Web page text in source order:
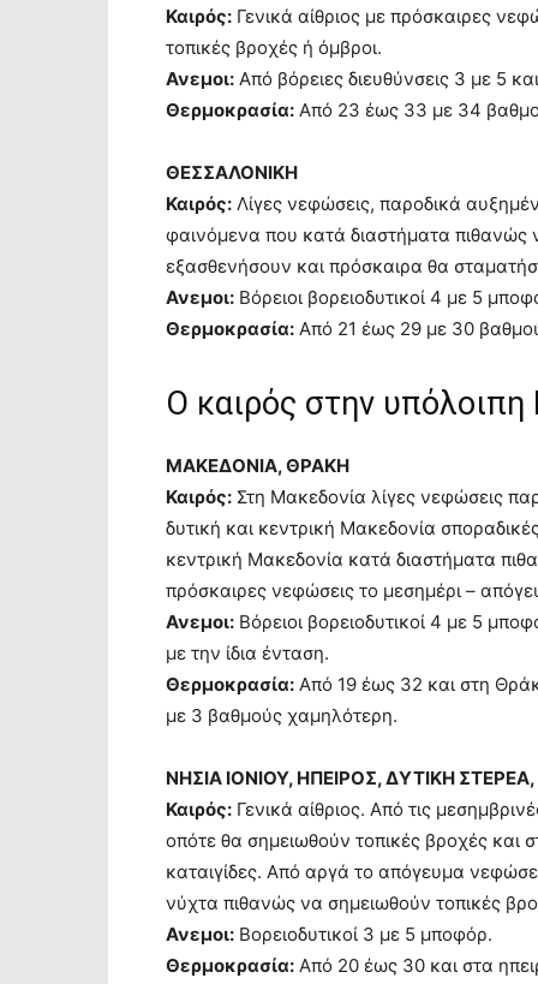
Καιρός: Γενικά αίθριος με πρόσκαιρες
τοπικές βροχές ή όμβροι.
Ανεμοι: Από βόρειες διευθύνσεις 3 με 5
Θερμοκρασία: Από 23 έως 33 με 34
ΘΕΣΣΑΛΟΝΙΚΗ
Καιρός: Λίγες νεφώσεις, παροδικά
φαινόμενα που κατά διαστήματα πιθανώς
εξασθενήσουν και πρόσκαιρα θα
Ανεμοι: Βόρειοι βορειοδυτικοί 4 με 5
Θερμοκρασία: Από 21 έως 29 με 30
Ο καιρός στην υπόλοιπη
ΜΑΚΕΔΟΝΙΑ, ΘΡΑΚΗ
Καιρός: Στη Μακεδονία λίγες νεφώσεις
δυτική και κεντρική Μακεδονία
κεντρική Μακεδονία κατά διαστήματα
πρόσκαιρες νεφώσεις το μεσημέρι –
Ανεμοι: Βόρειοι βορειοδυτικοί 4 με 5
με την ίδια ένταση.
Θερμοκρασία: Από 19 έως 32 και στη
με 3 βαθμούς χαμηλότερη.
ΝΗΣΙΑ ΙΟΝΙΟΥ, ΗΠΕΙΡΟΣ, ΔΥΤΙΚΗ
Καιρός: Γενικά αίθριος. Από τις
οπότε θα σημειωθούν τοπικές βροχές και
καταιγίδες. Από αργά το απόγευμα
νύχτα πιθανώς να σημειωθούν τοπικές
Ανεμοι: Βορειοδυτικοί 3 με 5 μποφόρ.
Θερμοκρασία: Από 20 έως 30 και στα